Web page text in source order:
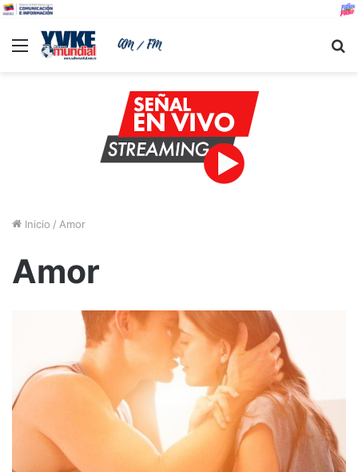
Menu
Inicio / Amor
Amor